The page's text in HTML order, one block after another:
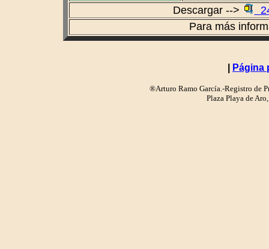
Descargar -->
Para más
Página
®Arturo Ramo García.-Registro de
Plaza Playa de